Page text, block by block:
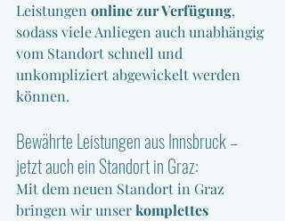
Leistungen online zur Verfügung,
sodass viele Anliegen auch unabhängig
vom Standort schnell und
unkompliziert abgewickelt werden
können.
Bewährte Leistungen aus Innsbruck –
jetzt auch ein Standort in Graz:
Mit dem neuen Standort in Graz
bringen wir unser komplettes